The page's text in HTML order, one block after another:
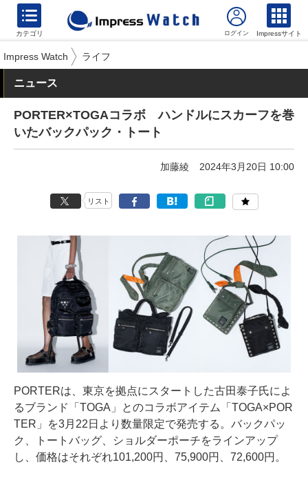
カテゴリ Impressサイト
Impress Watch ライフ
ニュース
PORTER×TOGAコラボ ハンドルにスカーフを巻
いたバックパック・トート
加藤綾 2024年3月20日 10:00
リスト
PORTERは、東京を拠点にスタートした古田泰子氏によ
るブランド「TOGA」とのコラボアイテム「TOGA×POR
TER」を3月22日より数量限定で発売する。バックパッ
ク、トートバッグ、ショルダーポーチをラインアップ
し、価格はそれぞれ101,200円、75,900円、72,600円。